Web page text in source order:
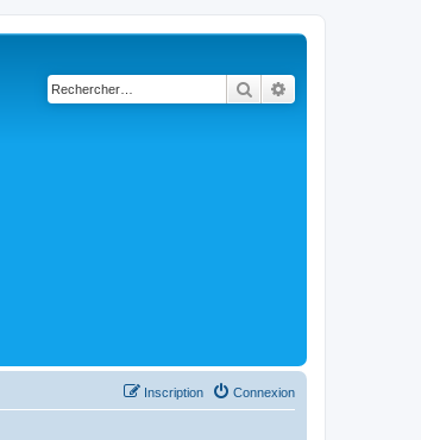
Rechercher
Connexion
Inscription